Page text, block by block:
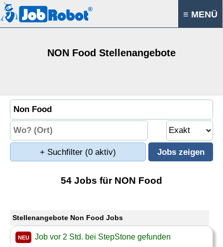
≡ MENÜ
NON Food Stellenangebote
+ Suchfilter (0 aktiv)
54 Jobs für NON Food
Stellenangebote Non Food Jobs
NEU Job vor 2 Std. bei StepStone gefunden